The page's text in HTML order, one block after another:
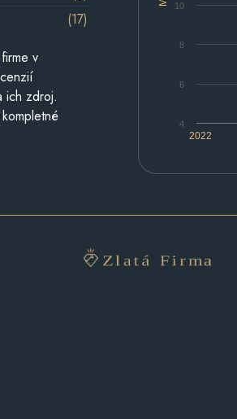
2022
4
6
8
10
(17)
v
ich zdroj.